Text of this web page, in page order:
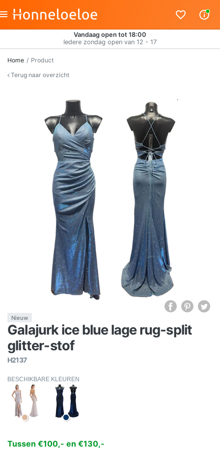
Vandaag open tot 18:00
Iedere zondag open van 12 - 17
Home
Product
Terug naar overzicht
Nieuw
Galajurk ice blue lage rug-split
glitter-stof
H2137
BESCHIKBARE KLEUREN
Tussen €100,- en €130,-